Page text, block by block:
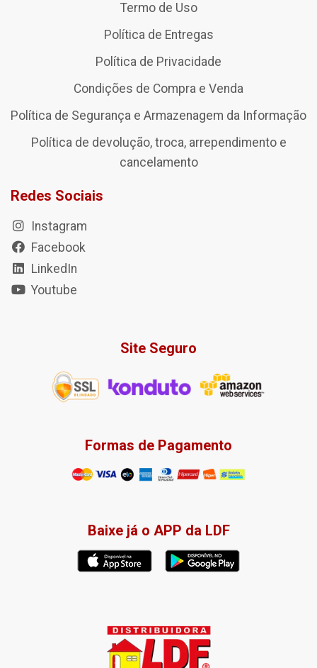
Termo de Uso
Política de Entregas
Política de Privacidade
Condições de Compra e Venda
Política de Segurança e Armazenagem da Informação
Política de devolução, troca, arrependimento e
cancelamento
Redes Sociais
Instagram
Facebook
LinkedIn
Youtube
Site Seguro
Formas de Pagamento
Baixe já o APP da LDF